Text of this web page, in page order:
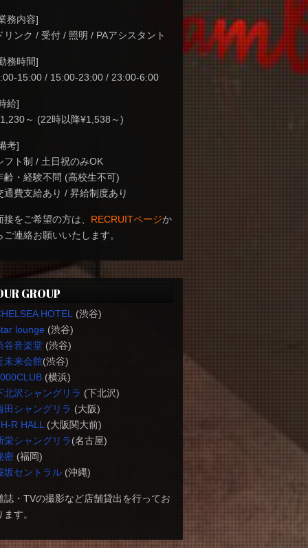
務内容]
リンク / 受付 / 照明 / PAアシスタント
務時間]
15:00 / 15:00-23:00 / 23:00-6:00
給]
～ (22時以降¥1,538～)
考]
フト制 / 土日祝のみOK
齢・経験不問 (高校生不可)
通費支給あり / 昇給制度あり
接をご希望の方は、 RECRUITページか
ご連絡お願いいたします。
GROUP
HOTEL
(渋谷)
lounge(渋谷)
谷音楽堂(渋谷)
未来会館(渋谷)
(横浜)
北沢シャングリラ (下北沢)
田シャングリラ (大阪)
R HALL (大阪関大前)
栄シャングリラ(名古屋)
密(福岡)
坂セントラル(沖縄)
誌・TVの撮影など店舗貸出を行ってお
ます。